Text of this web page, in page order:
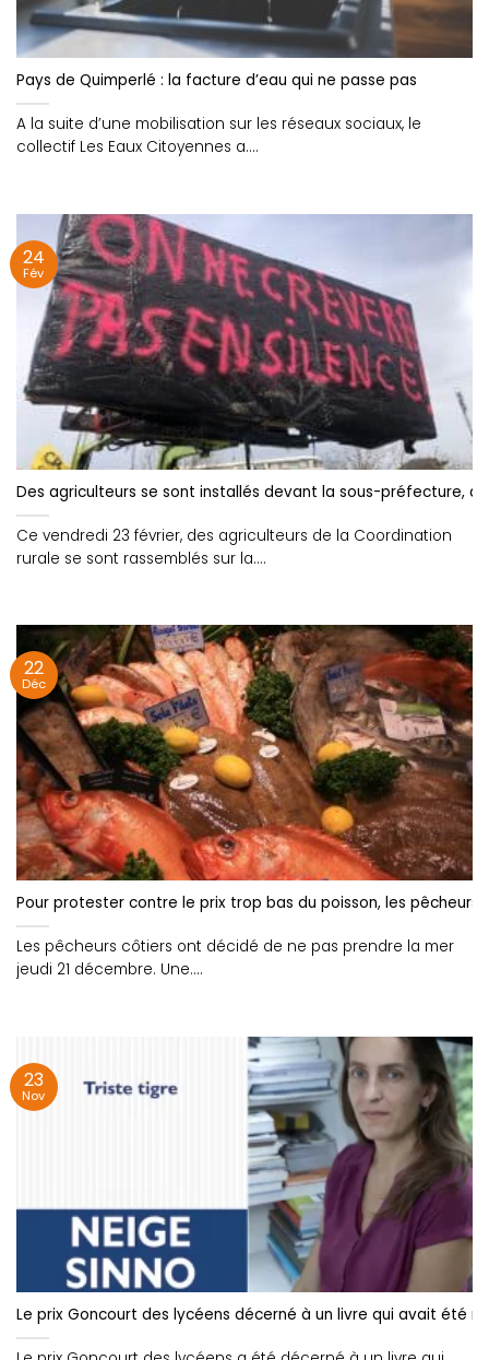
Pays de Quimperlé : la facture d’eau qui ne passe pas
A la suite d’une mobilisation sur les réseaux sociaux, le
collectif Les Eaux Citoyennes a....
Des agriculteurs se sont installés devant la sous-préfecture, à
Ce vendredi 23 février, des agriculteurs de la Coordination
rurale se sont rassemblés sur la....
24
Fév
Pour protester contre le prix trop bas du poisson, les pêcheurs
Les pêcheurs côtiers ont décidé de ne pas prendre la mer
jeudi 21 décembre. Une....
22
Déc
Le prix Goncourt des lycéens décerné à un livre qui avait été
23
Nov